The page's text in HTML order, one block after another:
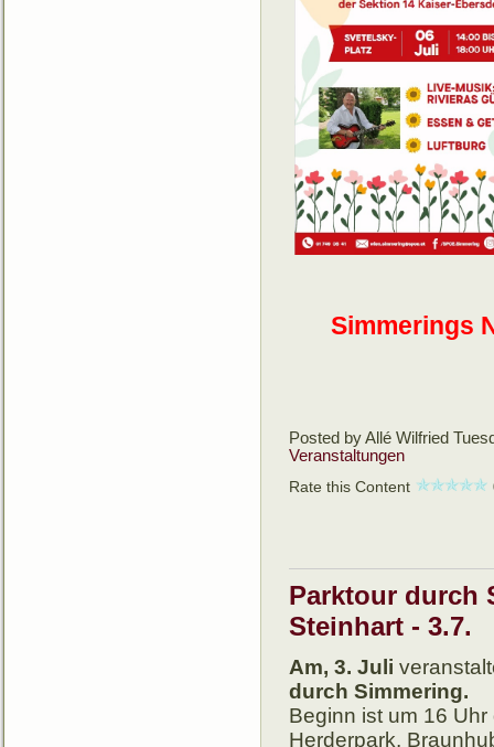
Simmerings
Posted by Allé Wilfried
Veranstaltungen
Rate this Content
Parktour durch
Steinhart - 3.7.
Am, 3. Juli
durch Simmering.
Beginn ist um 16
Herderpark,